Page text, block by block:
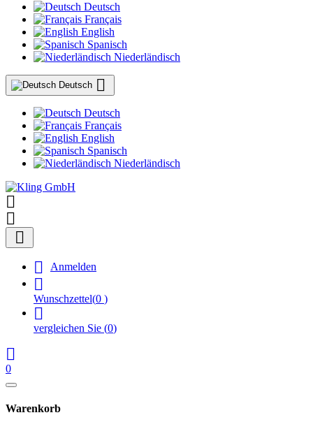
Deutsch
Français
English
Spanisch
Niederländisch
Deutsch 
Deutsch
Français
English
Spanisch
Niederländisch




Anmelden

Wunschzettel(0 )

vergleichen Sie (0)

0
Warenkorb